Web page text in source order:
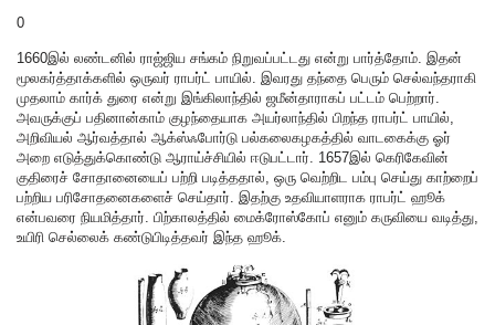
0
1660இல் லண்டனில் ராஜ்ஜிய சங்கம் நிறுவப்பட்டது என்று பார்த்தோம். இதன்
மூலகர்த்தாக்களில் ஒருவர் ராபர்ட் பாயில். இவரது தந்தை பெரும் செல்வந்தராகி
முதலாம் கார்க் துரை என்று இங்கிலாந்தில் ஜமீன்தாராகப் பட்டம் பெற்றார்.
அவருக்குப் பதினான்காம் குழந்தையாக அயர்லாந்தில் பிறந்த ராபர்ட் பாயில்,
அறிவியல் ஆர்வத்தால் ஆக்ஸ்ஃபோர்டு பல்கலைகழகத்தில் வாடகைக்கு ஓர்
அறை எடுத்துக்கொண்டு ஆராய்ச்சியில் ஈடுபட்டார். 1657இல் கெரிகேவின்
குதிரைச் சோதானையைப் பற்றி படித்ததால், ஒரு வெற்றிட பம்பு செய்து காற்றைப்
பற்றிய பரிசோதனைகளைச் செய்தார். இதற்கு உதவியாளராக ராபர்ட் ஹூக்
என்பவரை நியமித்தார். பிற்காலத்தில் மைக்ரோஸ்கோப் எனும் கருவியை வடித்து,
உயிரி செல்லைக் கண்டுபிடித்தவர் இந்த ஹூக்.